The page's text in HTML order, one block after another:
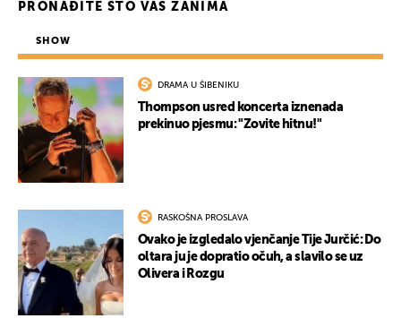
PRONAĐITE ŠTO VAS ZANIMA
SHOW
DRAMA U ŠIBENIKU
Thompson usred koncerta iznenada
prekinuo pjesmu: "Zovite hitnu!"
RASKOŠNA PROSLAVA
Ovako je izgledalo vjenčanje Tije Jurčić: Do
oltara ju je dopratio očuh, a slavilo se uz
Olivera i Rozgu